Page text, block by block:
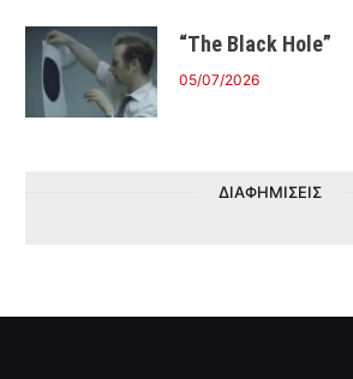
“The Black Hole”
05/07/2026
ΔΙΑΦΗΜΙΣΕΙΣ